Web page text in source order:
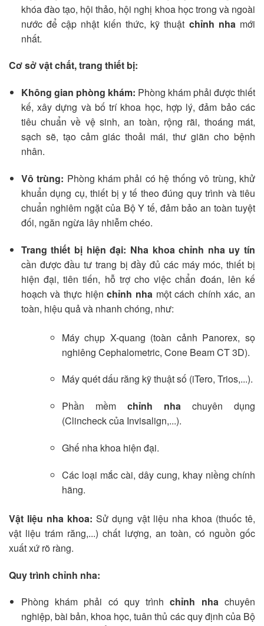
khóa đào tạo, hội thảo, hội nghị khoa học trong và ngoài
nước để cập nhật kiến thức, kỹ thuật chỉnh nha mới
nhất.
Cơ sở vật chất, trang thiết bị:
Không gian phòng khám: Phòng khám phải được thiết
kế, xây dựng và bố trí khoa học, hợp lý, đảm bảo các
tiêu chuẩn về vệ sinh, an toàn, rộng rãi, thoáng mát,
sạch sẽ, tạo cảm giác thoải mái, thư giãn cho bệnh
nhân.
Vô trùng: Phòng khám phải có hệ thống vô trùng, khử
khuẩn dụng cụ, thiết bị y tế theo đúng quy trình và tiêu
chuẩn nghiêm ngặt của Bộ Y tế, đảm bảo an toàn tuyệt
đối, ngăn ngừa lây nhiễm chéo.
Trang thiết bị hiện đại: Nha khoa chỉnh nha uy tín
cần được đầu tư trang bị đầy đủ các máy móc, thiết bị
hiện đại, tiên tiến, hỗ trợ cho việc chẩn đoán, lên kế
hoạch và thực hiệnchỉnh nhamột cách chính xác, an
toàn, hiệu quả và nhanh chóng, như:
Máy chụp X-quang (toàn cảnh Panorex, sọ
nghiêng Cephalometric, Cone Beam CT 3D).
Máy quét dấu răng kỹ thuật số (iTero, Trios,...).
Phần mềm chỉnh nhachuyên dụng
(Clincheck của Invisalign,...).
Ghế nha khoa hiện đại.
Các loại mắc cài, dây cung, khay niềng chính
hãng.
Vật liệu nha khoa: Sử dụng vật liệu nha khoa (thuốc tê,
vật liệu trám răng,...) chất lượng, an toàn, có nguồn gốc
xuất xứ rõ ràng.
Quy trình chỉnh nha:
Phòng khám phải có quy trìnhchỉnh nhachuyên
nghiệp, bài bản, khoa học, tuân thủ các quy định của Bộ